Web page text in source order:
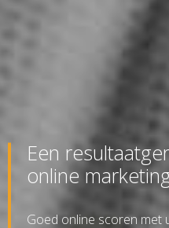
Een
online
Goed online scoren met